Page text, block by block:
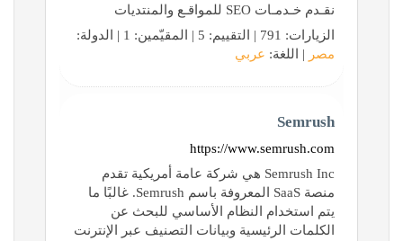
نقـدم خـدمـات SEO للمواقـع والمنتديات
الزيارات: 791 | التقييم: 5 | المقيّمين: 1 | الدولة:
مصر | اللغة: عربي
Semrush
https://www.semrush.com
Semrush Inc هي شركة عامة أمريكية تقدم
منصة SaaS المعروفة باسم Semrush. غالبًا ما
يتم استخدام النظام الأساسي للبحث عن
الكلمات الرئيسية وبيانات التصنيف عبر الإنترنت